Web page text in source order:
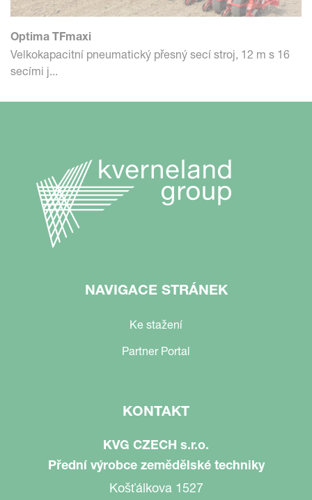
Optima TFmaxi
Velkokapacitní pneumatický přesný secí stroj, 12 m s 16
secími j...
NAVIGACE STRÁNEK
Ke stažení
Partner Portal
KONTAKT
KVG CZECH s.r.o.
Přední výrobce zemědělské techniky
Košťálkova 1527